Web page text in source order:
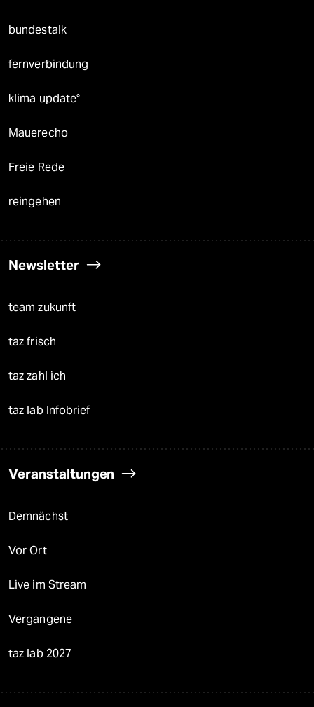
bundestalk
fernverbindung
klima update°
Mauerecho
Freie Rede
reingehen
Newsletter
team zukunft
taz frisch
taz zahl ich
taz lab Infobrief
Veranstaltungen
Demnächst
Vor Ort
Live im Stream
Vergangene
taz lab 2027